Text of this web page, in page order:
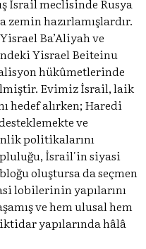
zemin hazırlamışlardır.
Ba’Aliyah ve
Yisrael Beiteinu
hükûmetlerinde
Evimiz İsrail, laik
hedef alırken; Haredi
ve
politikalarını
İsrail'in siyasi
oluştursa da seçmen
lobilerinin yapılarını
ve hem ulusal hem
yapılarında hâlâ